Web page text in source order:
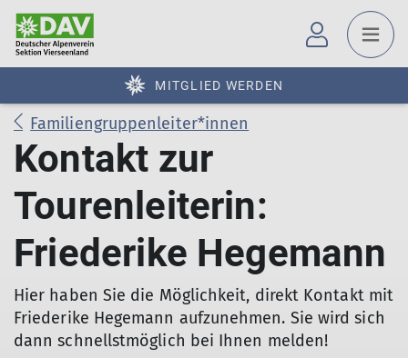
MITGLIED WERDEN
Familiengruppenleiter*innen
Kontakt zur
Tourenleiterin:
Friederike Hegemann
Hier haben Sie die Möglichkeit, direkt Kontakt mit
Friederike Hegemann aufzunehmen. Sie wird sich
dann schnellstmöglich bei Ihnen melden!